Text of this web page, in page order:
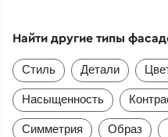
Найти другие типы
Стиль Детали
Насыщенность
Симметрия Образ